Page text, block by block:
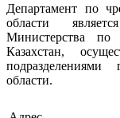
Департамент по
области
Министерства по
Казахстан,
области.